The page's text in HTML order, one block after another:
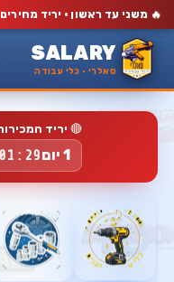
🔥 משני עד ראשון · יריד
SALARY
סאלרי · כלי עבודה
🔴 יריד
1 יום